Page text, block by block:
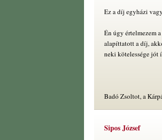
Ez a díj egyházi
Én úgy értelmezem
alapíttatott a díj,
neki kötelessége jót
Badó Zsoltot, a
Sipos József